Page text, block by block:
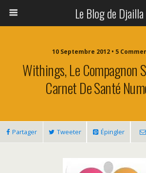
Le Blog de Djailla
10 Septembre 2012 • 5
Withings, Le Compagnon
Carnet De Santé
Partager Tweeter Épingler